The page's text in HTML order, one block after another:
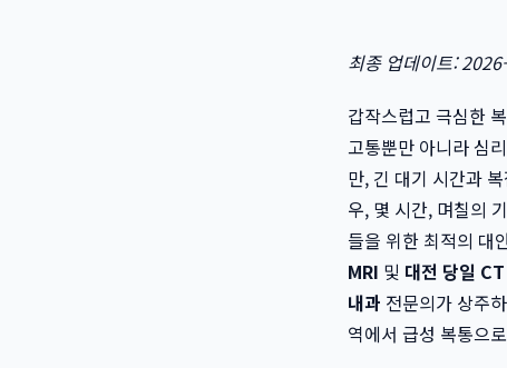
최종 업데이트:
갑작스럽고 극심한
고통뿐만 아니라 심
만, 긴 대기 시간과
우, 몇 시간, 며칠의
들을 위한 최적의 대
MRI 및 대전 당일 CT
내과 전문의가 상주
역에서 급성 복통으